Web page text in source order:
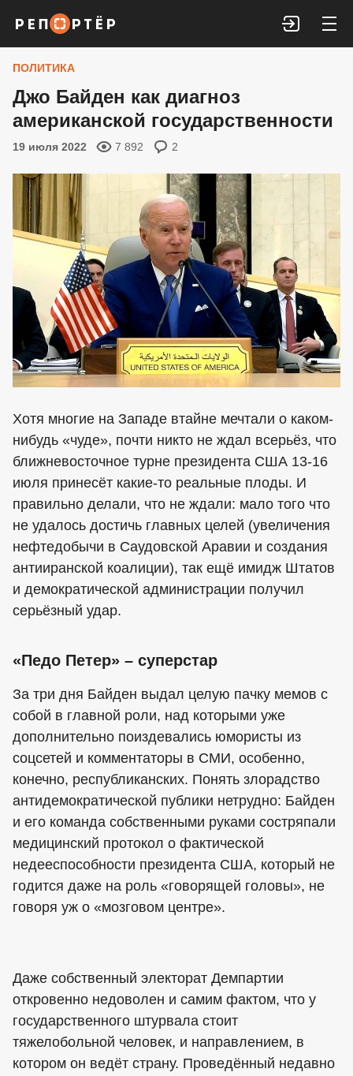
Войти
ПОЛИТИКА
Джо Байден как диагноз
американской государственности
19 июля 2022 7 892 2
Хотя многие на Западе втайне мечтали о каком-
нибудь «чуде», почти никто не ждал всерьёз, что
ближневосточное турне президента США 13-16
июля принесёт какие-то реальные плоды. И
правильно делали, что не ждали: мало того что
не удалось достичь главных целей (увеличения
нефтедобычи в Саудовской Аравии и создания
антииранской коалиции), так ещё имидж Штатов
и демократической администрации получил
серьёзный удар.
«Педо Петер» – суперстар
За три дня Байден выдал целую пачку мемов с
собой в главной роли, над которыми уже
дополнительно поиздевались юмористы из
соцсетей и комментаторы в СМИ, особенно,
конечно, республиканских. Понять злорадство
антидемократической публики нетрудно: Байден
и его команда собственными руками состряпали
медицинский протокол о фактической
недееспособности президента США, который не
годится даже на роль «говорящей головы», не
говоря уж о «мозговом центре».
Даже собственный электорат Демпартии
откровенно недоволен и самим фактом, что у
государственного штурвала стоит
тяжелобольной человек, и направлением, в
котором он ведёт страну. Проведённый недавно